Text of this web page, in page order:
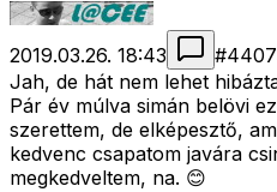
2019.03.26. 18:43 #
Jah, de hát nem lehet
Pár év múlva simán belövi
szerettem, de elképesztő,
kedvenc csapatom javára
megkedveltem, na. 😊